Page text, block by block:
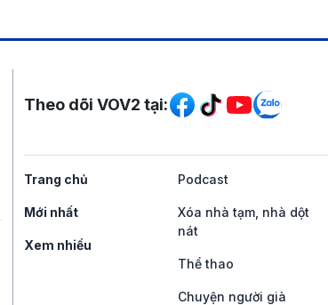
Mạng xã hội
Theo dõi VOV2 tại:
Trang chủ
Mới nhất
Xem nhiều
Podcast
Xóa nhà tạm, nhà dột
nát
Thể thao
Chuyện người già